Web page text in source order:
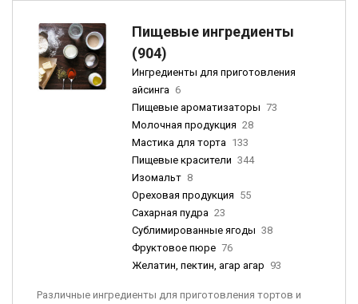
Пищевые ингредиенты
(904)
Ингредиенты для приготовления
айсинга 6
Пищевые ароматизаторы 73
Молочная продукция 28
Мастика для торта 133
Пищевые красители 344
Изомальт 8
Ореховая продукция 55
Сахарная пудра 23
Сублимированные ягоды 38
Фруктовое пюре 76
Желатин, пектин, агар агар 93
Различные ингредиенты для приготовления тортов и